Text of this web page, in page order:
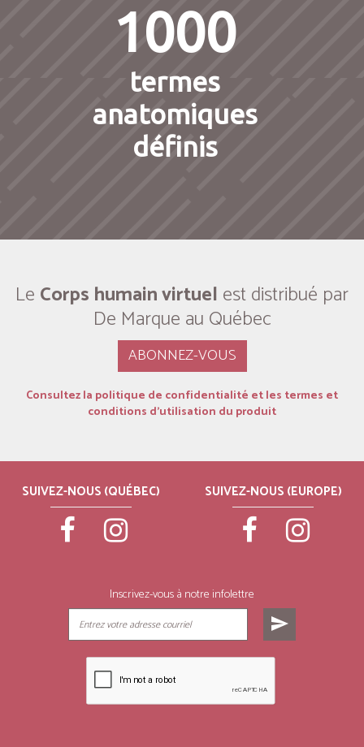
1000
termes
anatomiques
définis
Le Corps humain virtuel est distribué par
De Marque au Québec
ABONNEZ-VOUS
Consultez la politique de confidentialité et les termes et
conditions d’utilisation du produit
SUIVEZ-NOUS (QUÉBEC) SUIVEZ-NOUS (EUROPE)
Inscrivez-vous à notre infolettre
send